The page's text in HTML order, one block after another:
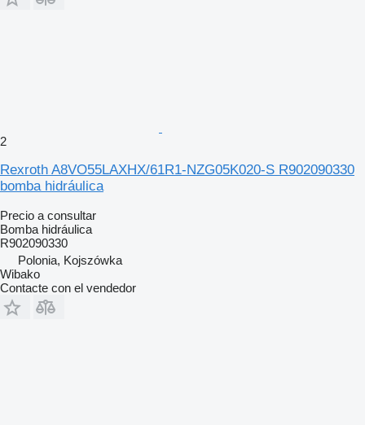
2
Rexroth A8VO55LAXHX/61R1-NZG05K020-S R902090330
bomba hidráulica
Precio a consultar
Bomba hidráulica
R902090330
Polonia, Kojszówka
Wibako
Contacte con el vendedor